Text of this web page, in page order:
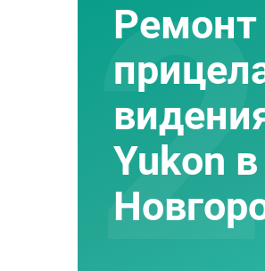
Ремонт
Yukon